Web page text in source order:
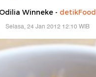
Odilia Winneke - detikFood
Selasa, 24 Jan 2012 12:10 WIB